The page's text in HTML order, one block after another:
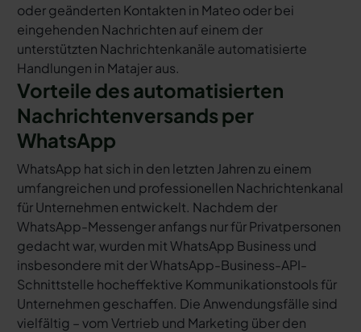
oder geänderten Kontakten in Mateo oder bei
eingehenden Nachrichten auf einem der
unterstützten Nachrichtenkanäle automatisierte
Handlungen in Matajer aus.
Vorteile des automatisierten
Nachrichtenversands per
WhatsApp
WhatsApp hat sich in den letzten Jahren zu einem
umfangreichen und professionellen Nachrichtenkanal
für Unternehmen entwickelt. Nachdem der
WhatsApp-Messenger anfangs nur für Privatpersonen
gedacht war, wurden mit WhatsApp Business und
insbesondere mit der WhatsApp-Business-API-
Schnittstelle hocheffektive Kommunikationstools für
Unternehmen geschaffen. Die Anwendungsfälle sind
vielfältig – vom Vertrieb und Marketing über den